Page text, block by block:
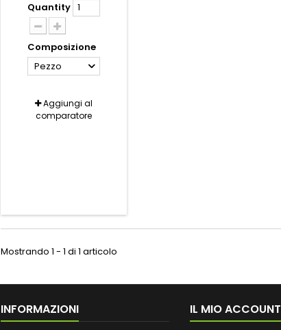
Quantity
Composizione
Pezzo
Aggiungi al
comparatore
Mostrando 1 - 1 di 1 articolo
INFORMAZIONI IL MIO ACCOUNT